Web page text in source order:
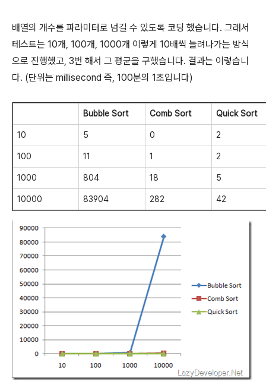
배열의 개수를 파라미터로 넘길 수 있도록 코딩 했습니다. 그래서
테스트는 10개, 100개, 1000개 이렇게 10배씩 늘려나가는 방식
으로 진행했고, 3번 해서 그 평균을 구했습니다. 결과는 이렇습니
다. (단위는 millisecond 즉, 100분의 1초입니다)
Bubble Sort Comb Sort Quick Sort
10 5 0 2
100 11 1 2
1000 804 18 5
10000 83904 282 42